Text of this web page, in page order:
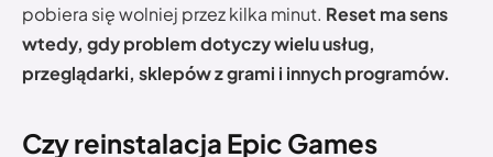
pobiera się wolniej przez kilka minut. Reset ma sens
wtedy, gdy problem dotyczy wielu usług,
przeglądarki, sklepów z grami i innych programów.
Czy reinstalacja Epic Games